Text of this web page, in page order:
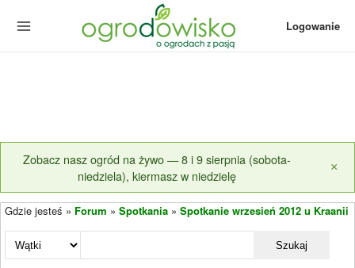
Logowanie
Zobacz nasz ogród na żywo — 8 i 9 sierpnia (sobota-
niedziela), kiermasz w niedzielę
×
Gdzie jesteś » Forum » Spotkania » Spotkanie wrzesień 2012 u Kraanii
Szukaj